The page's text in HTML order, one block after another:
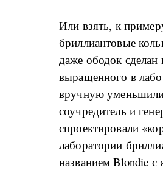
Или взять, к
бриллиантовые
даже ободок сделан
выращенного в
вручную уменьшили
соучредитель и
спроектировали
лаборатории
названием Blondie